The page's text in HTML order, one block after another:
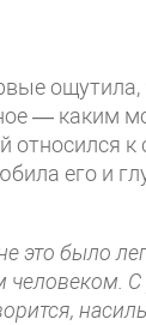
ощутила,
— каким
к
его и
это было
человеком.